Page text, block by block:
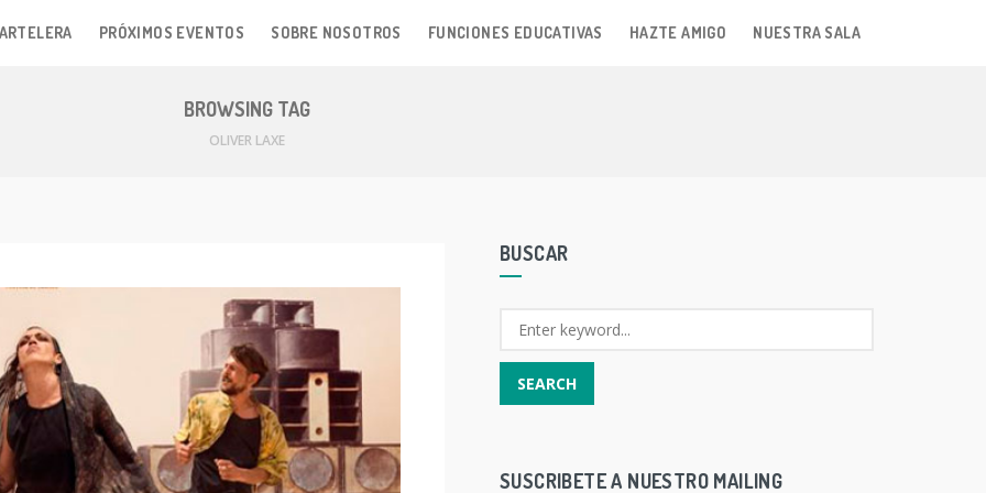
PRÓXIMOS EVENTOS SOBRE NOSOTROS FUNCIONES EDUCATIVAS HAZTE AMIGO NUESTRA SALA
BROWSING TAG
OLIVER LAXE
BUSCAR
SUSCRIBETE A NUESTRO MAILING